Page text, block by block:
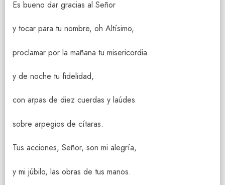
Es bueno dar gracias al Señor
y tocar para tu nombre, oh Altísimo,
proclamar por la mañana tu misericordia
y de noche tu fidelidad,
con arpas de diez cuerdas y laúdes
sobre arpegios de cítaras.
Tus acciones, Señor, son mi alegría,
y mi júbilo, las obras de tus manos.